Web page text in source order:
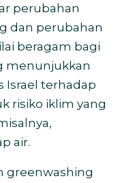
perubahan
dan perubahan
beragam bagi
menunjukkan
Israel terhadap
risiko iklim yang
air.
greenwashing